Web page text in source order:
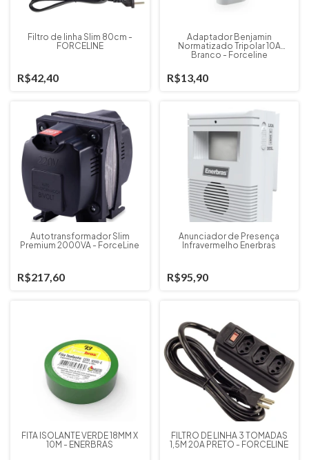
Filtro de linha Slim 80cm -
FORCELINE
R$42,40
Adaptador Benjamin
Normatizado Tripolar 10A
Branco - Forceline
R$13,40
Autotransformador Slim
Premium 2000VA - ForceLine
R$217,60
Anunciador de Presença
Infravermelho Enerbras
R$95,90
FITA ISOLANTE VERDE 18MM X
10M - ENERBRAS
FILTRO DE LINHA 3 TOMADAS
1,5M 20A PRETO - FORCELINE